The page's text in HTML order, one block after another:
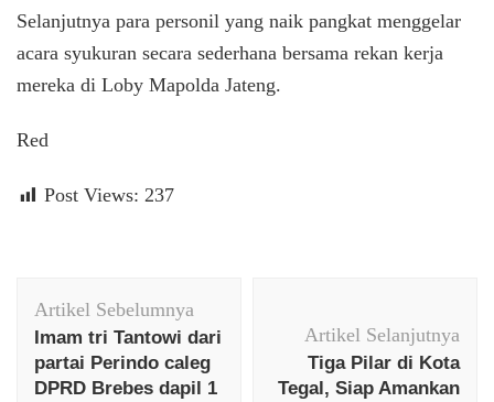
Selanjutnya para personil yang naik pangkat menggelar
acara syukuran secara sederhana bersama rekan kerja
mereka di Loby Mapolda Jateng.
Red
Post Views: 237
Artikel
Artikel Sebelumnya
Imam tri Tantowi dari
partai Perindo caleg
DPRD Brebes dapil 1
Artikel Selanjutnya
Tiga Pilar di Kota
Tegal, Siap Amankan